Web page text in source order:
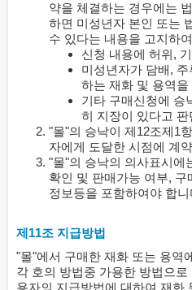
약을 체결하는 경우에는
하면 미성년자 본인 또는
수 있다는 내용을 고지하
신청 내용에 허위,
미성년자가 담배,
하는 재화 및 용역
기타 구매신청에 승
히 지장이 있다고 판
"몰"의 승낙이 제12조제1
자에게 도달한 시점에 계
"몰"의 승낙의 의사표시에
확인 및 판매가능 여부,
정보등을 포함하여야 합니
제11조 지급방법
"몰"에서 구매한 재화 또는 용역
각 호의 방법중 가용한 방법으
용자의 지급방법에 대하여 재화